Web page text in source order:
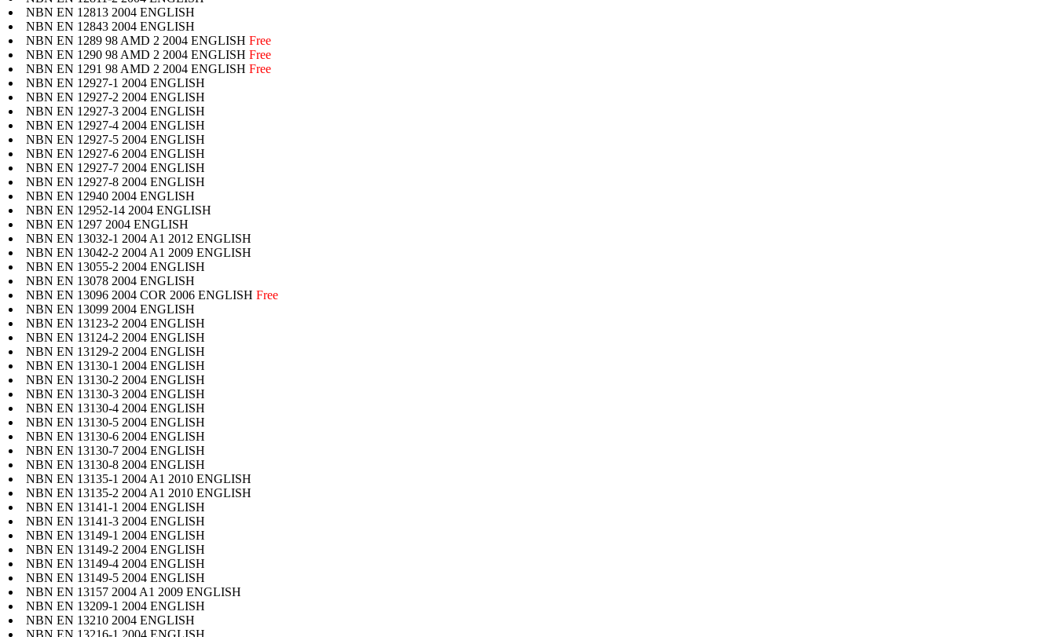
NBN EN 12813 2004 ENGLISH
NBN EN 12843 2004 ENGLISH
NBN EN 1289 98 AMD 2 2004 ENGLISH Free
NBN EN 1290 98 AMD 2 2004 ENGLISH Free
NBN EN 1291 98 AMD 2 2004 ENGLISH Free
NBN EN 12927-1 2004 ENGLISH
NBN EN 12927-2 2004 ENGLISH
NBN EN 12927-3 2004 ENGLISH
NBN EN 12927-4 2004 ENGLISH
NBN EN 12927-5 2004 ENGLISH
NBN EN 12927-6 2004 ENGLISH
NBN EN 12927-7 2004 ENGLISH
NBN EN 12927-8 2004 ENGLISH
NBN EN 12940 2004 ENGLISH
NBN EN 12952-14 2004 ENGLISH
NBN EN 1297 2004 ENGLISH
NBN EN 13032-1 2004 A1 2012 ENGLISH
NBN EN 13042-2 2004 A1 2009 ENGLISH
NBN EN 13055-2 2004 ENGLISH
NBN EN 13078 2004 ENGLISH
NBN EN 13096 2004 COR 2006 ENGLISH Free
NBN EN 13099 2004 ENGLISH
NBN EN 13123-2 2004 ENGLISH
NBN EN 13124-2 2004 ENGLISH
NBN EN 13129-2 2004 ENGLISH
NBN EN 13130-1 2004 ENGLISH
NBN EN 13130-2 2004 ENGLISH
NBN EN 13130-3 2004 ENGLISH
NBN EN 13130-4 2004 ENGLISH
NBN EN 13130-5 2004 ENGLISH
NBN EN 13130-6 2004 ENGLISH
NBN EN 13130-7 2004 ENGLISH
NBN EN 13130-8 2004 ENGLISH
NBN EN 13135-1 2004 A1 2010 ENGLISH
NBN EN 13135-2 2004 A1 2010 ENGLISH
NBN EN 13141-1 2004 ENGLISH
NBN EN 13141-3 2004 ENGLISH
NBN EN 13149-1 2004 ENGLISH
NBN EN 13149-2 2004 ENGLISH
NBN EN 13149-4 2004 ENGLISH
NBN EN 13149-5 2004 ENGLISH
NBN EN 13157 2004 A1 2009 ENGLISH
NBN EN 13209-1 2004 ENGLISH
NBN EN 13210 2004 ENGLISH
NBN EN 13216-1 2004 ENGLISH